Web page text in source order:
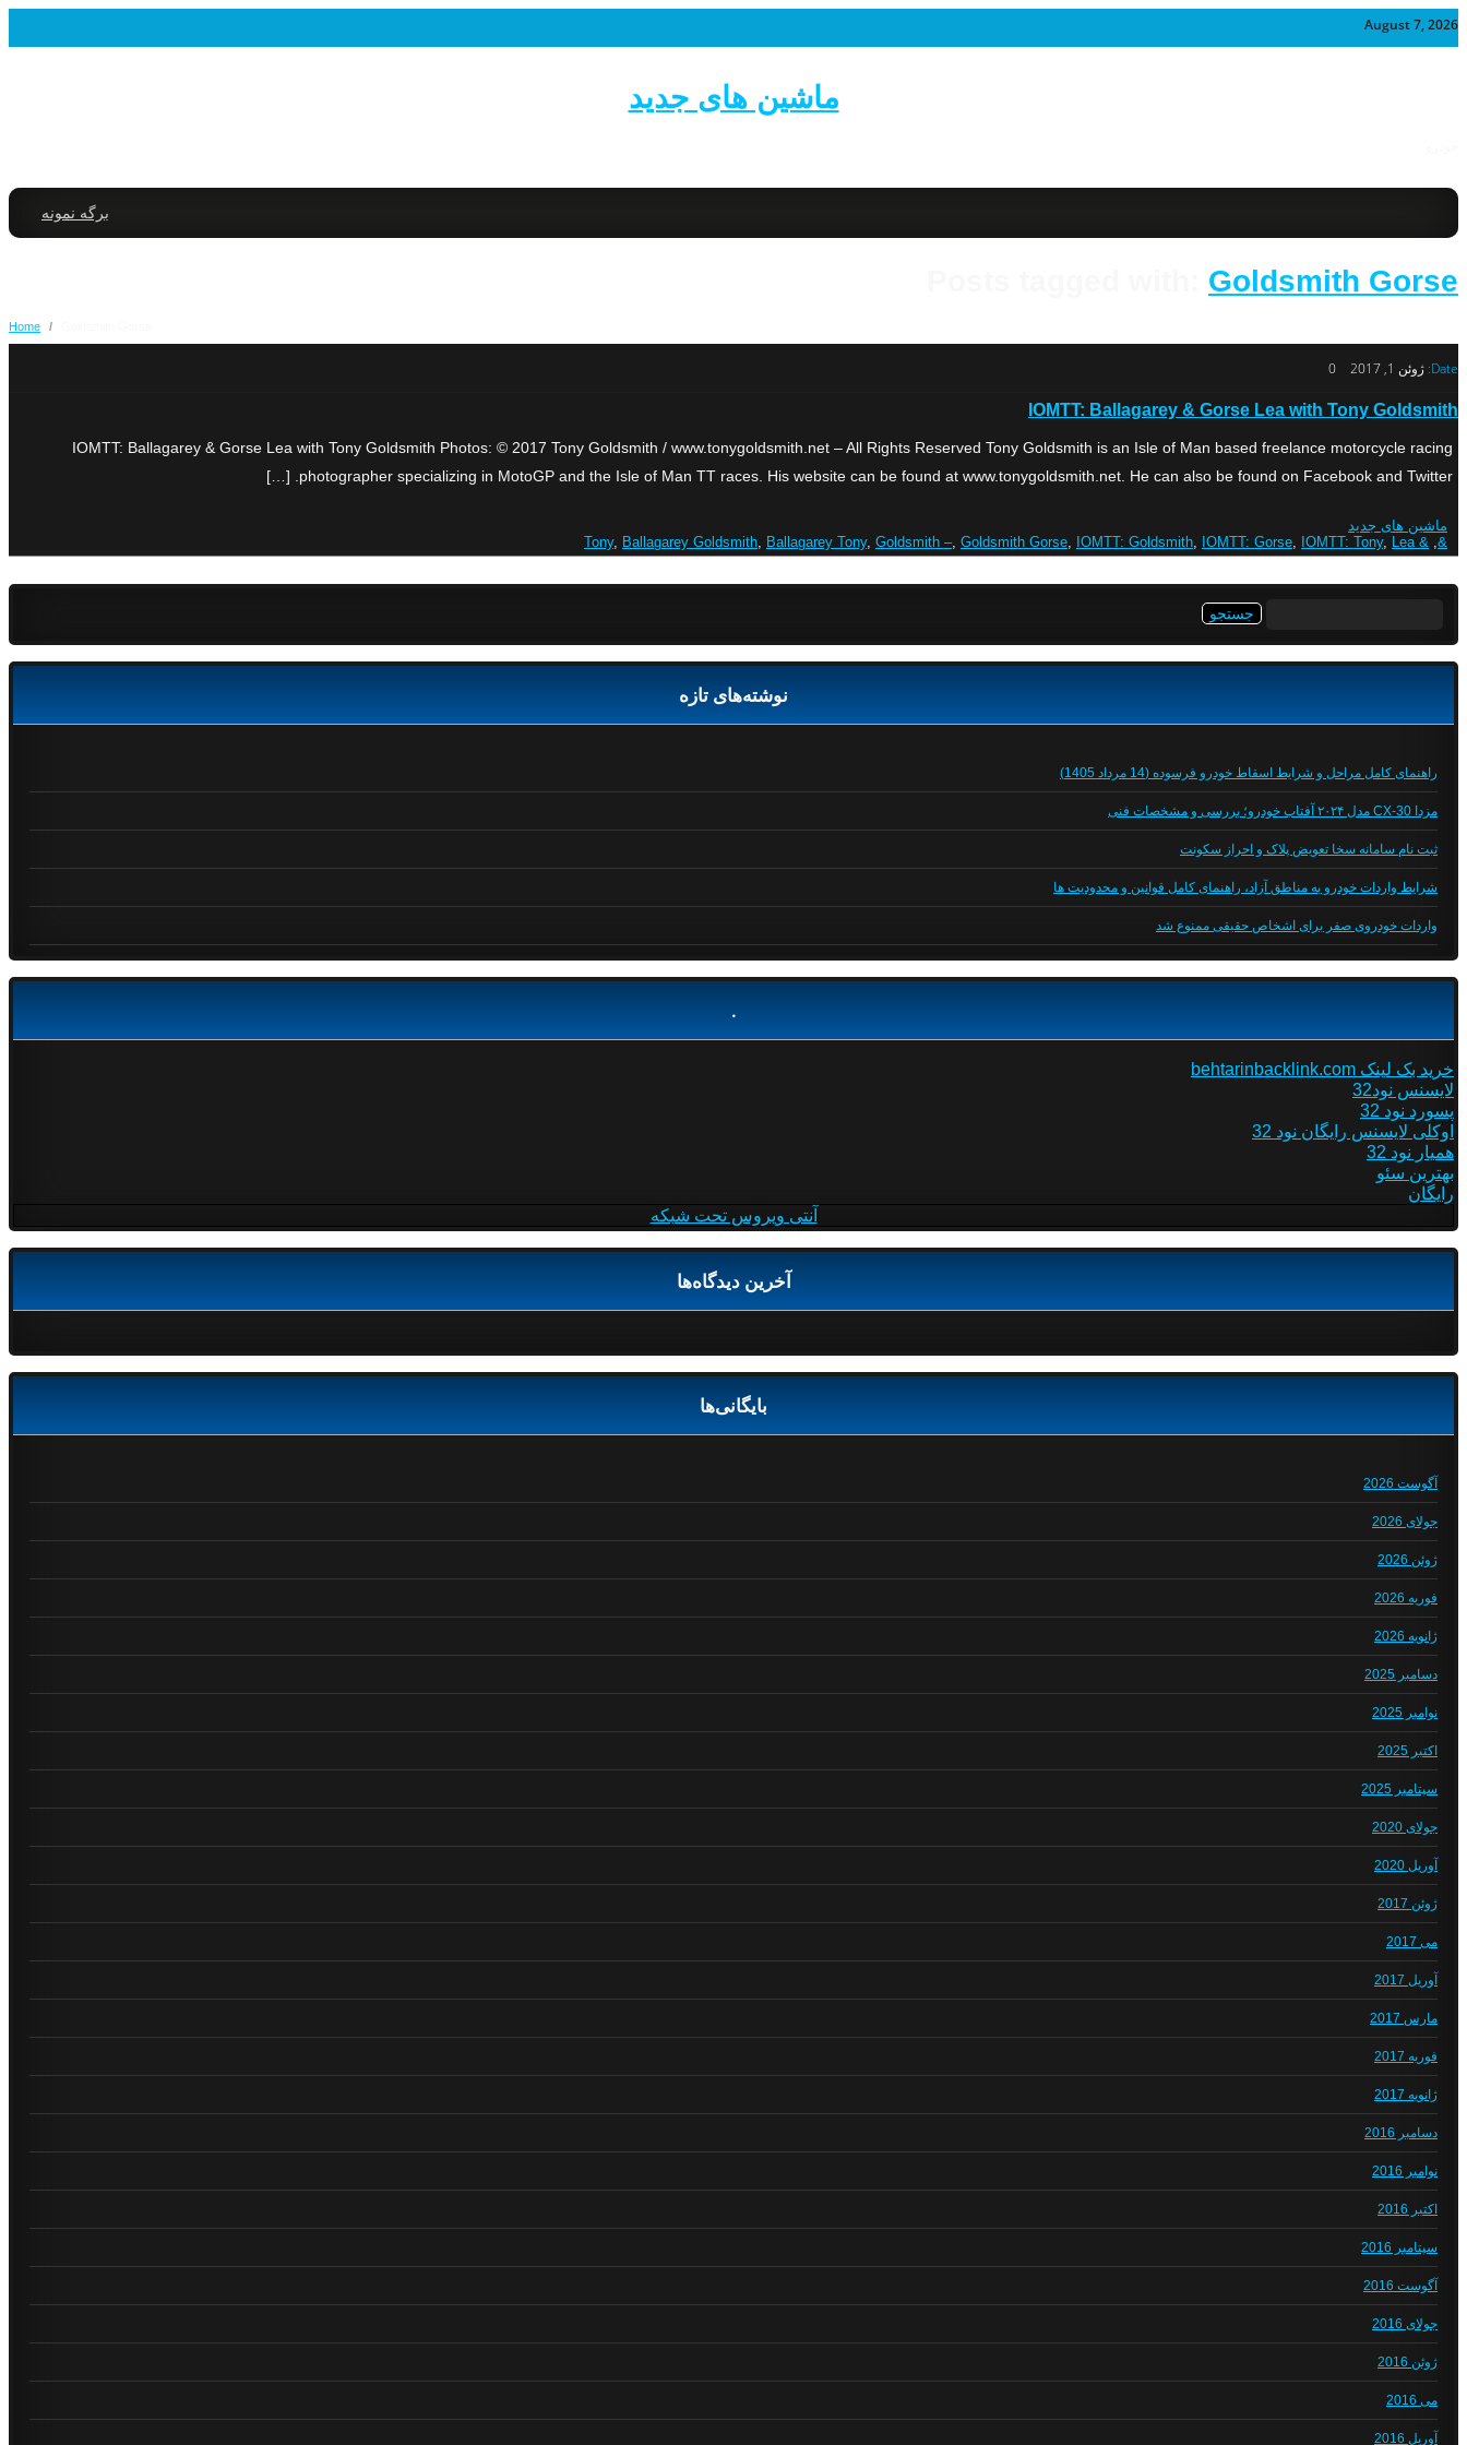
August 7, 2026
ماشین های جدید
برگه نمونه
Goldsmith Gorse
Home /
Date: ژوئن 1, 2017 0
IOMTT: Ballagarey & Gorse Lea with Tony Goldsmith
IOMTT: Ballagarey & Gorse Lea with Tony Goldsmith Photos: © 2017 Tony Goldsmith / www.tonygoldsmith.net – All Rights Reserved Tony Goldsmith is an Isle of Man based freelance motorcycle racing
photographer specializing in MotoGP and the Isle of Man TT races. His website can be found at www.tonygoldsmith.net. He can also be found on Facebook and Twitter. […]
ماشین های جدید
&
,
& Tony
, Ballagarey Goldsmith, Ballagarey Tony, Goldsmith –, Goldsmith Gorse, IOMTT: Goldsmith, IOMTT: Gorse, IOMTT: Tony, Lea
نوشته‌های تازه
راهنمای کامل مراحل و شرایط اسقاط خودرو فرسوده (14 مرداد 1405)
مزدا CX-30 مدل ۲۰۲۴ آفتاب خودرو؛ بررسی و مشخصات فنی
ثبت نام سامانه سخا تعویض پلاک و احراز سکونت
شرایط واردات خودرو به مناطق آزاد، راهنمای کامل قوانین و محدودیت ها
واردات خودروی صفر برای اشخاص حقیقی ممنوع شد
.
خرید بک لینک behtarinbacklink.com
لایسنس نود32
پسورد نود 32
اوکلی لایسنس رایگان نود 32
همیار نود 32
بهترین سئو
رایگان
آنتی ویروس تحت شبکه
آخرین دیدگاه‌ها
بایگانی‌ها
آگوست 2026
جولای 2026
ژوئن 2026
فوریه 2026
ژانویه 2026
دسامبر 2025
نوامبر 2025
اکتبر 2025
سپتامبر 2025
جولای 2020
آوریل 2020
ژوئن 2017
می 2017
آوریل 2017
مارس 2017
فوریه 2017
ژانویه 2017
دسامبر 2016
نوامبر 2016
اکتبر 2016
سپتامبر 2016
آگوست 2016
جولای 2016
ژوئن 2016
می 2016
آوریل 2016